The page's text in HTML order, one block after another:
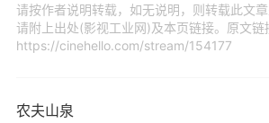
请按作者说明转载，如无说明，则转载此文
请附上出处(影视工业网)及本页链接。原文链
https://cinehello.com/stream/154177
农夫山泉